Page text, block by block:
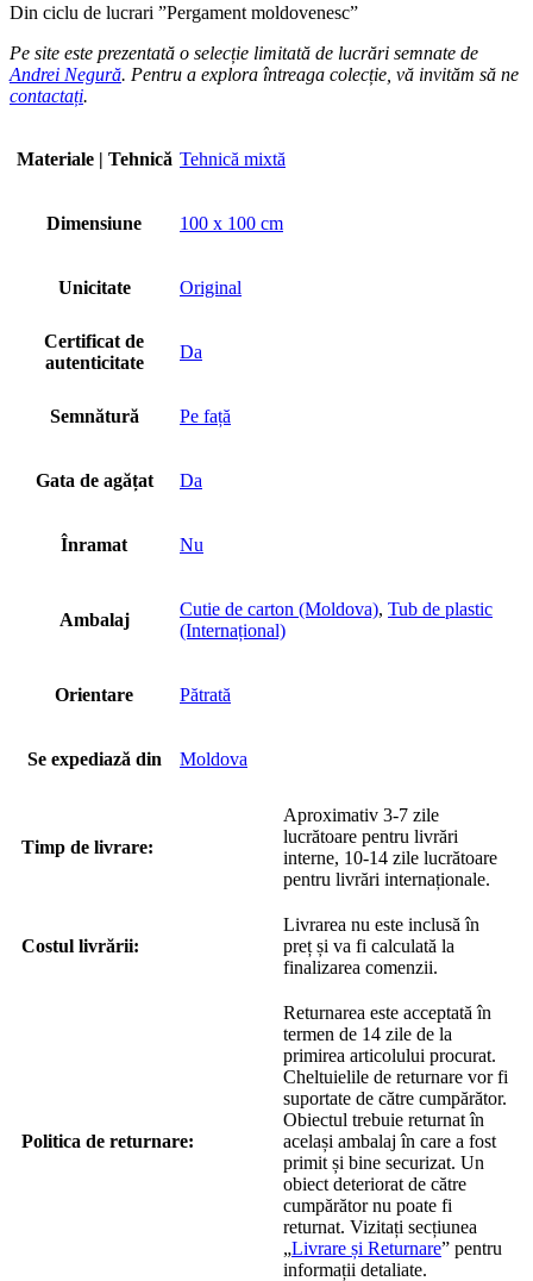
Din ciclu de lucrari ”Pergament moldovenesc”
Pe site este prezentată o selecție limitată de lucrări semnate de
Andrei Negură. Pentru a explora întreaga colecție, vă invităm să ne
contactați.
Materiale | Tehnică Tehnică mixtă
Dimensiune 100 x 100 cm
Unicitate Original
Certificat de
autenticitate
Da
Semnătură Pe față
Gata de agățat Da
Înramat Nu
Ambalaj
Cutie de carton (Moldova), Tub de plastic
(Internațional)
Orientare Pătrată
Se expediază din Moldova
Timp de livrare:
Aproximativ 3-7 zile
lucrătoare pentru livrări
interne, 10-14 zile lucrătoare
pentru livrări internaționale.
Costul livrării:
Livrarea nu este inclusă în
preț și va fi calculată la
finalizarea comenzii.
Politica de returnare:
Returnarea este acceptată în
termen de 14 zile de la
primirea articolului procurat.
Cheltuielile de returnare vor fi
suportate de către cumpărător.
Obiectul trebuie returnat în
același ambalaj în care a fost
primit și bine securizat. Un
obiect deteriorat de către
cumpărător nu poate fi
returnat. Vizitați secțiunea
„Livrare și Returnare” pentru
informații detaliate.